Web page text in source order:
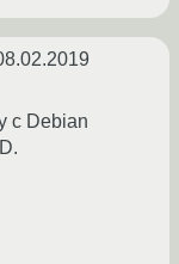
с Debian